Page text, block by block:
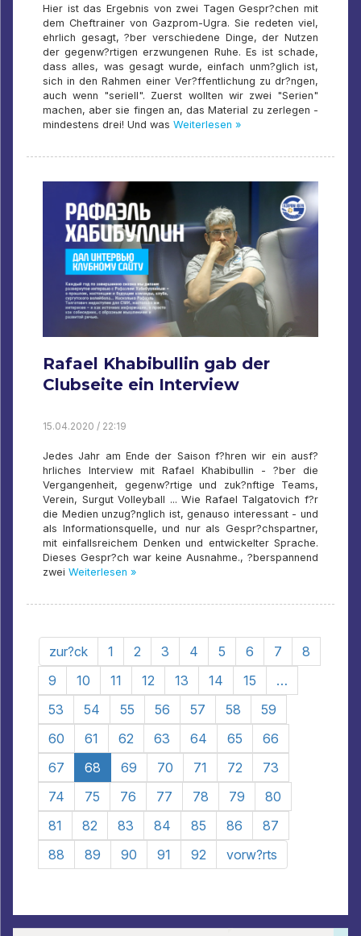
Hier ist das Ergebnis von zwei Tagen Gespr?chen mit
dem Cheftrainer von Gazprom-Ugra. Sie redeten viel,
ehrlich gesagt, ?ber verschiedene Dinge, der Nutzen
der gegenw?rtigen erzwungenen Ruhe. Es ist schade,
dass alles, was gesagt wurde, einfach unm?glich ist,
sich in den Rahmen einer Ver?ffentlichung zu dr?ngen,
auch wenn "seriell". Zuerst wollten wir zwei "Serien"
machen, aber sie fingen an, das Material zu zerlegen -
mindestens drei! Und was Weiterlesen »
Rafael Khabibullin gab der
Clubseite ein Interview
15.04.2020 / 22:19
Jedes Jahr am Ende der Saison f?hren wir ein ausf?
hrliches Interview mit Rafael Khabibullin - ?ber die
Vergangenheit, gegenw?rtige und zuk?nftige Teams,
Verein, Surgut Volleyball ... Wie Rafael Talgatovich f?r
die Medien unzug?nglich ist, genauso interessant - und
als Informationsquelle, und nur als Gespr?chspartner,
mit einfallsreichem Denken und entwickelter Sprache.
Dieses Gespr?ch war keine Ausnahme., ?berspannend
zwei Weiterlesen »
zur?ck 1 2 3 4 5 6 7
8
9
10 11 12 13 14 15
…
53
54 55 56 57 58
59
60
61 62 63 64 65
66
67
68 69 70 71 72
73
74
75 76 77 78 79
80
81
82 83 84 85 86
87
88
89 90 91 92 vorw?rts